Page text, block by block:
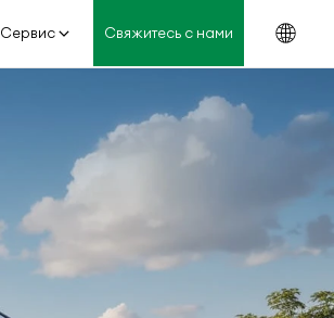
Сервис Свяжитесь с нами